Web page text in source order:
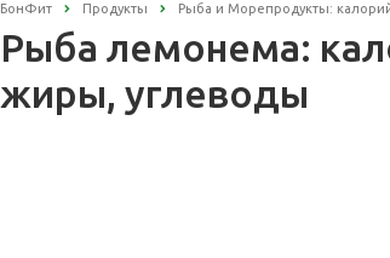
БонФит Продукты Рыба и Морепродукты:
Рыба лемонема:
жиры, углеводы